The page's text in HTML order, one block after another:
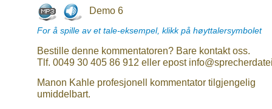
Demo 6
For å spille av et tale-eksempel, klikk på høyttalersymbolet
Bestille denne kommentatoren? Bare kontakt oss.
Tlf. 0049 30 405 86 912 eller epost
Manon Kahle profesjonell kommentator tilgjengelig
umiddelbart.